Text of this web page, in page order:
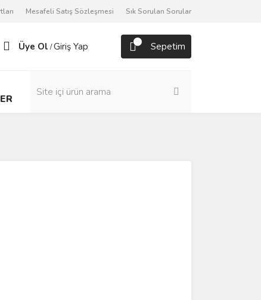
Mesafeli Satış Sözleşmesi Sık Sorulan Sorular
Üye Ol /Giriş Yap Sepetim